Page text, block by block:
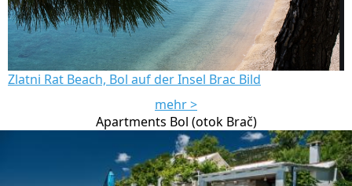
Zlatni Rat Beach, Bol auf der Insel Brac Bild
mehr >
Apartments Bol (otok Brač)